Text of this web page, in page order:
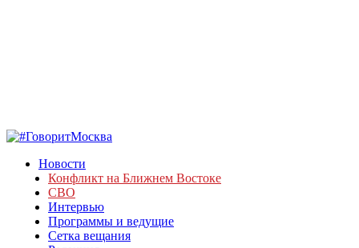
Новости
Конфликт на Ближнем Востоке
СВО
Интервью
Программы и ведущие
Сетка вещания